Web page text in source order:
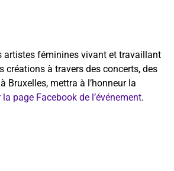
artistes féminines vivant et travaillant
créations à travers des concerts, des
Bruxelles, mettra à l’honneur la
la page Facebook de l’événement.